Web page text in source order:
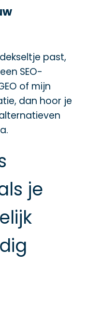
past,
SEO-
of mijn
dan hoor je
je